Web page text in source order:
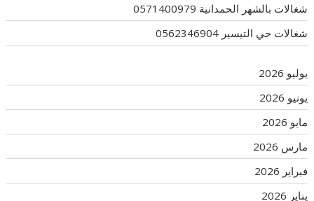
شغالات بالشهر الحمدانية 0571400979
شغالات حي التيسير 0562346904
يوليو 2026
يونيو 2026
مايو 2026
مارس 2026
فبراير 2026
يناير 2026